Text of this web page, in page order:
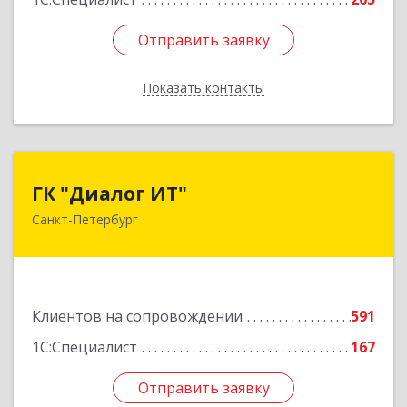
Отправить заявку
Показать контакты
Подробнее
Отправить заявку
Назад
ГК "Диалог ИТ"
Санкт-Петербург
Клиентов на сопровождении
591
1С:Специалист
167
Отправить заявку
194100, Санкт-Петербург г, вн.тер.г.
Отправить заявку